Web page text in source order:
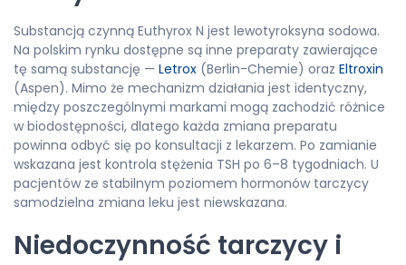
Substancją czynną Euthyrox N jest lewotyroksyna sodowa.
Na polskim rynku dostępne są inne preparaty zawierające
tę samą substancję — Letrox (Berlin-Chemie) oraz Eltroxin
(Aspen). Mimo że mechanizm działania jest identyczny,
między poszczególnymi markami mogą zachodzić różnice
w biodostępności, dlatego każda zmiana preparatu
powinna odbyć się po konsultacji z lekarzem. Po zamianie
wskazana jest kontrola stężenia TSH po 6–8 tygodniach. U
pacjentów ze stabilnym poziomem hormonów tarczycy
samodzielna zmiana leku jest niewskazana.
Niedoczynność tarczycy i